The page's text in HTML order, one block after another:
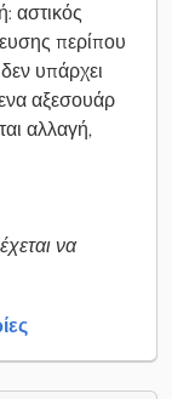
αστικός
περίπου
υπάρχει
αξεσουάρ
αλλαγή,
να